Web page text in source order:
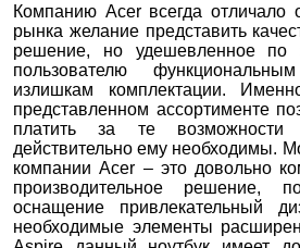
Компанию Acer всегда отличало
рынка желание представить
решение, но удешевленное по
пользователю
излишкам комплектации.
представленном ассортименте
платить за те возможности
действительно ему необходимы.
компании Acer – это довольно
производительное решение,
оснащение привлекательный
необходимые элементы